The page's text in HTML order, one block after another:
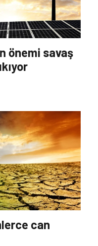
önemi savaş
can